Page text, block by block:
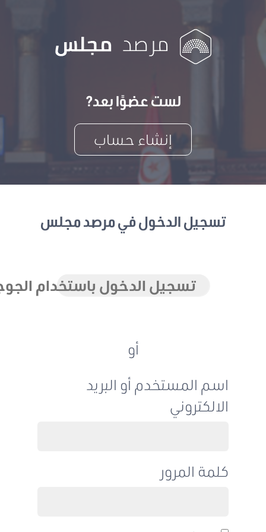
لست عضوًا بعد?
إنشاء حساب
تسجيل الدخول في مرصد مجلس
تسجيل الدخول باستخدام الجوجل
اسم المستخدم أو البريد
الالكتروني
كلمة المرور